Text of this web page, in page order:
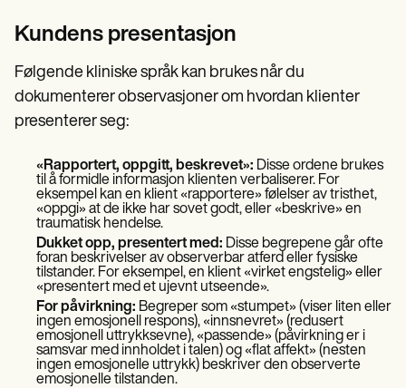
Kundens presentasjon
Følgende kliniske språk kan brukes når du
dokumenterer observasjoner om hvordan klienter
presenterer seg:
«Rapportert, oppgitt, beskrevet»: Disse ordene brukes
til å formidle informasjon klienten verbaliserer. For
eksempel kan en klient «rapportere» følelser av tristhet,
«oppgi» at de ikke har sovet godt, eller «beskrive» en
traumatisk hendelse.
Dukket opp, presentert med: Disse begrepene går ofte
foran beskrivelser av observerbar atferd eller fysiske
tilstander. For eksempel, en klient «virket engstelig» eller
«presentert med et ujevnt utseende».
For påvirkning: Begreper som «stumpet» (viser liten eller
ingen emosjonell respons), «innsnevret» (redusert
emosjonell uttrykksevne), «passende» (påvirkning er i
samsvar med innholdet i talen) og «flat affekt» (nesten
ingen emosjonelle uttrykk) beskriver den observerte
emosjonelle tilstanden.